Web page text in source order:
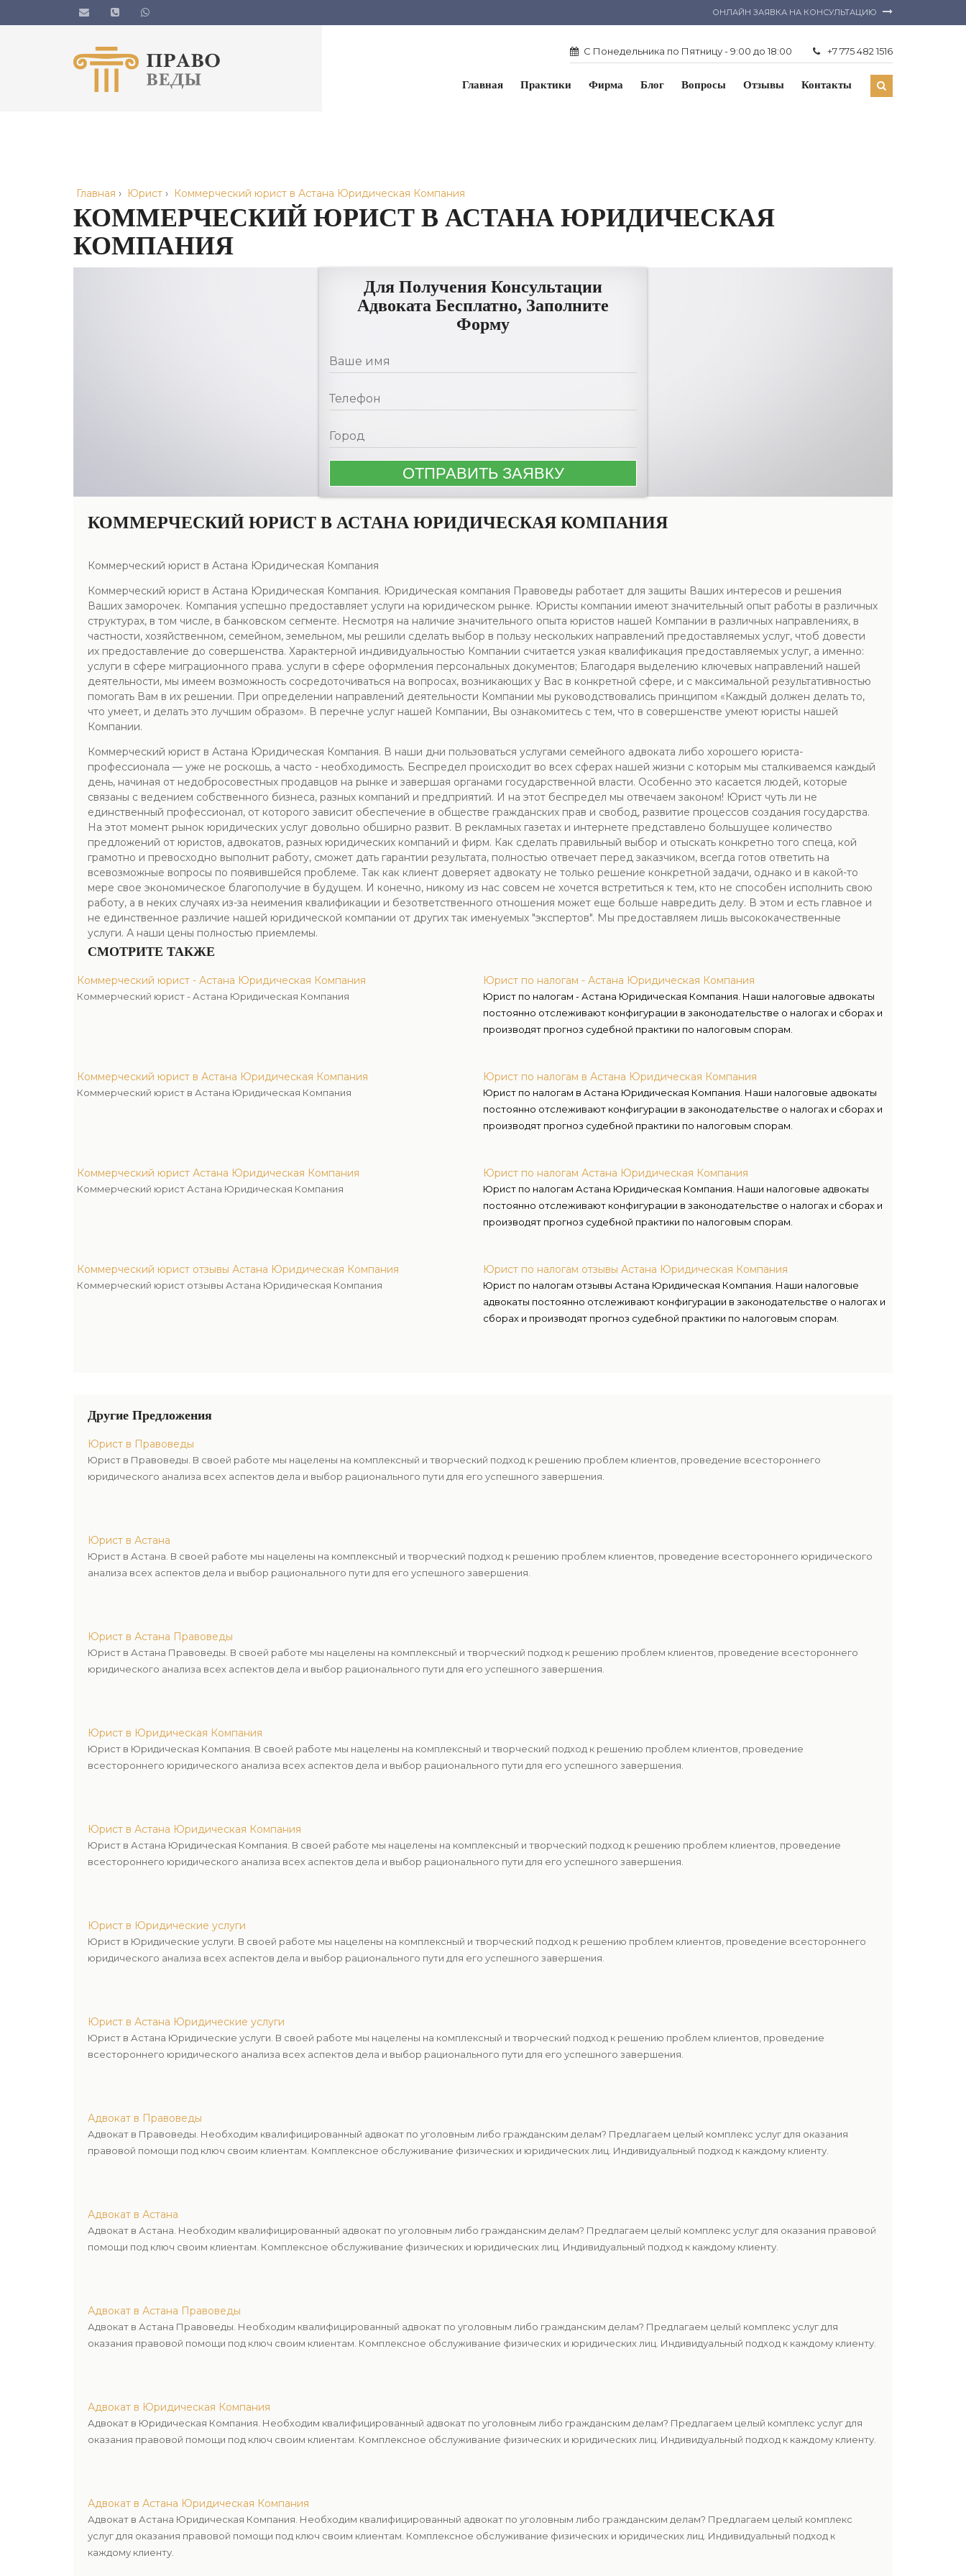
ОНЛАЙН ЗАЯВКА НА КОНСУЛЬТАЦИЮ
С Понедельника по Пятницу - 9:00 до 18:00 +7 775 482 1516
Главная Практики Фирма Блог Вопросы Отзывы Контакты
Главная › Юрист › Коммерческий юрист в Астана Юридическая Компания
КОММЕРЧЕСКИЙ ЮРИСТ В АСТАНА ЮРИДИЧЕСКАЯ
КОМПАНИЯ
Для Получения Консультации
Адвоката Бесплатно, Заполните
Форму
КОММЕРЧЕСКИЙ ЮРИСТ В АСТАНА ЮРИДИЧЕСКАЯ КОМПАНИЯ
Коммерческий юрист в Астана Юридическая Компания
Коммерческий юрист в Астана Юридическая Компания. Юридическая компания Правоведы работает для защиты Ваших интересов и решения
Ваших заморочек. Компания успешно предоставляет услуги на юридическом рынке. Юристы компании имеют значительный опыт работы в различных
структурах, в том числе, в банковском сегменте. Несмотря на наличие значительного опыта юристов нашей Компании в различных направлениях, в
частности, хозяйственном, семейном, земельном, мы решили сделать выбор в пользу нескольких направлений предоставляемых услуг, чтоб довести
их предоставление до совершенства. Характерной индивидуальностью Компании считается узкая квалификация предоставляемых услуг, а именно:
услуги в сфере миграционного права. услуги в сфере оформления персональных документов; Благодаря выделению ключевых направлений нашей
деятельности, мы имеем возможность сосредоточиваться на вопросах, возникающих у Вас в конкретной сфере, и с максимальной результативностью
помогать Вам в их решении. При определении направлений деятельности Компании мы руководствовались принципом «Каждый должен делать то,
что умеет, и делать это лучшим образом». В перечне услуг нашей Компании, Вы ознакомитесь с тем, что в совершенстве умеют юристы нашей
Компании.
Коммерческий юрист в Астана Юридическая Компания. В наши дни пользоваться услугами семейного адвоката либо хорошего юриста-
профессионала — уже не роскошь, а часто - необходимость. Беспредел происходит во всех сферах нашей жизни с которым мы сталкиваемся каждый
день, начиная от недобросовестных продавцов на рынке и завершая органами государственной власти. Особенно это касается людей, которые
связаны с ведением собственного бизнеса, разных компаний и предприятий. И на этот беспредел мы отвечаем законом! Юрист чуть ли не
единственный профессионал, от которого зависит обеспечение в обществе гражданских прав и свобод, развитие процессов создания государства.
На этот момент рынок юридических услуг довольно обширно развит. В рекламных газетах и интернете представлено большущее количество
предложений от юристов, адвокатов, разных юридических компаний и фирм. Как сделать правильный выбор и отыскать конкретно того спеца, кой
грамотно и превосходно выполнит работу, сможет дать гарантии результата, полностью отвечает перед заказчиком, всегда готов ответить на
всевозможные вопросы по появившейся проблеме. Так как клиент доверяет адвокату не только решение конкретной задачи, однако и в какой-то
мере свое экономическое благополучие в будущем. И конечно, никому из нас совсем не хочется встретиться к тем, кто не способен исполнить свою
работу, а в неких случаях из-за неимения квалификации и безответственного отношения может еще больше навредить делу. В этом и есть главное и
не единственное различие нашей юридической компании от других так именуемых "экспертов". Мы предоставляем лишь высококачественные
услуги. А наши цены полностью приемлемы.
СМОТРИТЕ ТАКЖЕ
Коммерческий юрист - Астана Юридическая Компания
Коммерческий юрист - Астана Юридическая Компания
Коммерческий юрист в Астана Юридическая Компания
Коммерческий юрист в Астана Юридическая Компания
Коммерческий юрист Астана Юридическая Компания
Коммерческий юрист Астана Юридическая Компания
Коммерческий юрист отзывы Астана Юридическая Компания
Коммерческий юрист отзывы Астана Юридическая Компания
Юрист по налогам - Астана Юридическая Компания
Юрист по налогам - Астана Юридическая Компания. Наши налоговые адвокаты
постоянно отслеживают конфигурации в законодательстве о налогах и сборах и
производят прогноз судебной практики по налоговым спорам.
Юрист по налогам в Астана Юридическая Компания
Юрист по налогам в Астана Юридическая Компания. Наши налоговые адвокаты
постоянно отслеживают конфигурации в законодательстве о налогах и сборах и
производят прогноз судебной практики по налоговым спорам.
Юрист по налогам Астана Юридическая Компания
Юрист по налогам Астана Юридическая Компания. Наши налоговые адвокаты
постоянно отслеживают конфигурации в законодательстве о налогах и сборах и
производят прогноз судебной практики по налоговым спорам.
Юрист по налогам отзывы Астана Юридическая Компания
Юрист по налогам отзывы Астана Юридическая Компания. Наши налоговые
адвокаты постоянно отслеживают конфигурации в законодательстве о налогах и
сборах и производят прогноз судебной практики по налоговым спорам.
Другие Предложения
Юрист в Правоведы
Юрист в Правоведы. В своей работе мы нацелены на комплексный и творческий подход к решению проблем клиентов, проведение всестороннего
юридического анализа всех аспектов дела и выбор рационального пути для его успешного завершения.
Юрист в Астана
Юрист в Астана. В своей работе мы нацелены на комплексный и творческий подход к решению проблем клиентов, проведение всестороннего юридического
анализа всех аспектов дела и выбор рационального пути для его успешного завершения.
Юрист в Астана Правоведы
Юрист в Астана Правоведы. В своей работе мы нацелены на комплексный и творческий подход к решению проблем клиентов, проведение всестороннего
юридического анализа всех аспектов дела и выбор рационального пути для его успешного завершения.
Юрист в Юридическая Компания
Юрист в Юридическая Компания. В своей работе мы нацелены на комплексный и творческий подход к решению проблем клиентов, проведение
всестороннего юридического анализа всех аспектов дела и выбор рационального пути для его успешного завершения.
Юрист в Астана Юридическая Компания
Юрист в Астана Юридическая Компания. В своей работе мы нацелены на комплексный и творческий подход к решению проблем клиентов, проведение
всестороннего юридического анализа всех аспектов дела и выбор рационального пути для его успешного завершения.
Юрист в Юридические услуги
Юрист в Юридические услуги. В своей работе мы нацелены на комплексный и творческий подход к решению проблем клиентов, проведение всестороннего
юридического анализа всех аспектов дела и выбор рационального пути для его успешного завершения.
Юрист в Астана Юридические услуги
Юрист в Астана Юридические услуги. В своей работе мы нацелены на комплексный и творческий подход к решению проблем клиентов, проведение
всестороннего юридического анализа всех аспектов дела и выбор рационального пути для его успешного завершения.
Адвокат в Правоведы
Адвокат в Правоведы. Необходим квалифицированный адвокат по уголовным либо гражданским делам? Предлагаем целый комплекс услуг для оказания
правовой помощи под ключ своим клиентам. Комплексное обслуживание физических и юридических лиц. Индивидуальный подход к каждому клиенту.
Адвокат в Астана
Адвокат в Астана. Необходим квалифицированный адвокат по уголовным либо гражданским делам? Предлагаем целый комплекс услуг для оказания правовой
помощи под ключ своим клиентам. Комплексное обслуживание физических и юридических лиц. Индивидуальный подход к каждому клиенту.
Адвокат в Астана Правоведы
Адвокат в Астана Правоведы. Необходим квалифицированный адвокат по уголовным либо гражданским делам? Предлагаем целый комплекс услуг для
оказания правовой помощи под ключ своим клиентам. Комплексное обслуживание физических и юридических лиц. Индивидуальный подход к каждому клиенту.
Адвокат в Юридическая Компания
Адвокат в Юридическая Компания. Необходим квалифицированный адвокат по уголовным либо гражданским делам? Предлагаем целый комплекс услуг для
оказания правовой помощи под ключ своим клиентам. Комплексное обслуживание физических и юридических лиц. Индивидуальный подход к каждому клиенту.
Адвокат в Астана Юридическая Компания
Адвокат в Астана Юридическая Компания. Необходим квалифицированный адвокат по уголовным либо гражданским делам? Предлагаем целый комплекс
услуг для оказания правовой помощи под ключ своим клиентам. Комплексное обслуживание физических и юридических лиц. Индивидуальный подход к
каждому клиенту.